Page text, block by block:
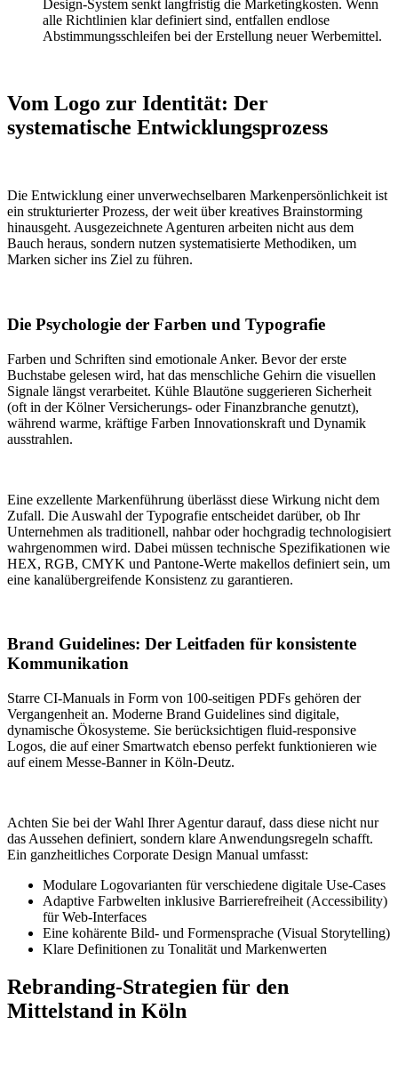
Design-System senkt langfristig die Marketingkosten. Wenn
alle Richtlinien klar definiert sind, entfallen endlose
Abstimmungsschleifen bei der Erstellung neuer Werbemittel.
Vom Logo zur Identität: Der
systematische Entwicklungsprozess
Die Entwicklung einer unverwechselbaren Markenpersönlichkeit ist
ein strukturierter Prozess, der weit über kreatives Brainstorming
hinausgeht. Ausgezeichnete Agenturen arbeiten nicht aus dem
Bauch heraus, sondern nutzen systematisierte Methodiken, um
Marken sicher ins Ziel zu führen.
Die Psychologie der Farben und Typografie
Farben und Schriften sind emotionale Anker. Bevor der erste
Buchstabe gelesen wird, hat das menschliche Gehirn die visuellen
Signale längst verarbeitet. Kühle Blautöne suggerieren Sicherheit
(oft in der Kölner Versicherungs- oder Finanzbranche genutzt),
während warme, kräftige Farben Innovationskraft und Dynamik
ausstrahlen.
Eine exzellente Markenführung überlässt diese Wirkung nicht dem
Zufall. Die Auswahl der Typografie entscheidet darüber, ob Ihr
Unternehmen als traditionell, nahbar oder hochgradig technologisiert
wahrgenommen wird. Dabei müssen technische Spezifikationen wie
HEX, RGB, CMYK und Pantone-Werte makellos definiert sein, um
eine kanalübergreifende Konsistenz zu garantieren.
Brand Guidelines: Der Leitfaden für konsistente
Kommunikation
Starre CI-Manuals in Form von 100-seitigen PDFs gehören der
Vergangenheit an. Moderne Brand Guidelines sind digitale,
dynamische Ökosysteme. Sie berücksichtigen fluid-responsive
Logos, die auf einer Smartwatch ebenso perfekt funktionieren wie
auf einem Messe-Banner in Köln-Deutz.
Achten Sie bei der Wahl Ihrer Agentur darauf, dass diese nicht nur
das Aussehen definiert, sondern klare Anwendungsregeln schafft.
Ein ganzheitliches Corporate Design Manual umfasst:
Modulare Logovarianten für verschiedene digitale Use-Cases
Adaptive Farbwelten inklusive Barrierefreiheit (Accessibility)
für Web-Interfaces
Eine kohärente Bild- und Formensprache (Visual Storytelling)
Klare Definitionen zu Tonalität und Markenwerten
Rebranding-Strategien für den
Mittelstand in Köln